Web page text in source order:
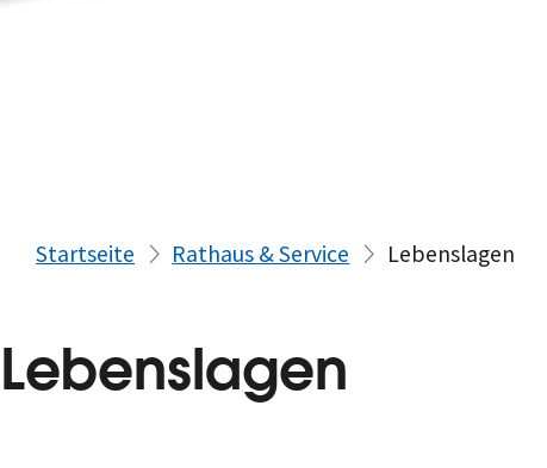
Startseite Rathaus & Service Lebenslagen
Lebenslagen